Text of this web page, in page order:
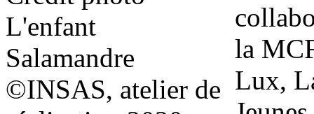
L'enfant
Salamandre
©INSAS, atelier de
la
Lux,